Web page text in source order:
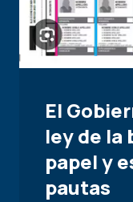
El
ley de la
papel y
pautas